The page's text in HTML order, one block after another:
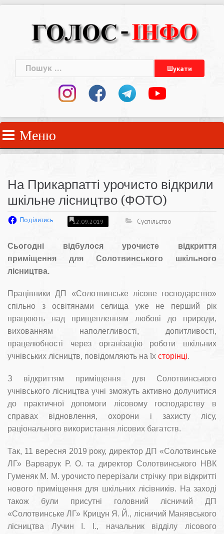
Пошук:
Меню
На Прикарпатті урочисто відкрили
шкільне лісництво (ФОТО)
Поділитись 12.09.2019 Суспільство
Сьогодні відбулося урочисте відкриття
приміщення для Солотвинського шкільного
лісництва.
Працівники ДП «Солотвинське лісове господарство»
спільно з освітянами селища уже не перший рік
працюють над прищепленням любові до природи,
вихованням наполегливості, допитливості,
працелюбності через організацію роботи шкільних
учнівських лісництв, повідомляють на їх сторінці.
З відкриттям приміщення для Солотвинського
учнівського лісництва учні зможуть активно долучитися
до практичної допомоги лісовому господарству в
справах відновлення, охорони і захисту лісу,
раціонального використання лісових багатств.
Так, 11 вересня 2019 року, директор ДП «Солотвинське
ЛГ» Варварук Р. О. та директор Солотвинського НВК
Гуменяк М. М. урочисто перерізали стрічку при відкритті
нового приміщення для шкільних лісівників. На заході
також були присутні головний лісничий ДП
«Солотвинське ЛГ» Крицун Я. Й., лісничий Манявського
лісництва Лучин І. І., начальник відділу лісового